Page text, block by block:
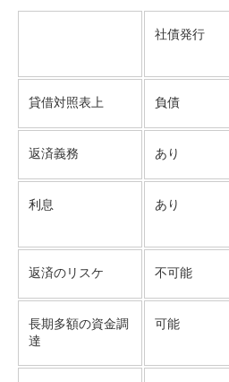
社債発行
貸借対照表上 負債
返済義務 あり
利息 あり
返済のリスケ 不可能
長期多額の資金調
達
可能